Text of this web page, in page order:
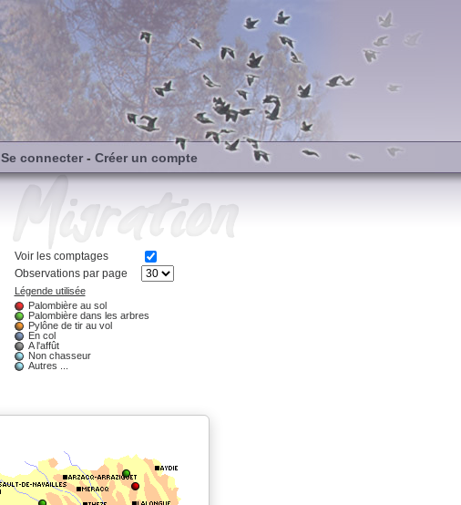
Se connecter- Créer un compte
Voir les comptages
Observations par page
Légende utilisée
Palombière au sol
Palombière dans les arbres
Pylône de tir au vol
En col
A l'affût
Non chasseur
Autres ...